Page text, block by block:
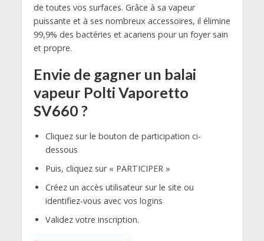
de toutes vos surfaces. Grâce à sa vapeur
puissante et à ses nombreux accessoires, il élimine
99,9% des bactéries et acariens pour un foyer sain
et propre.
Envie de gagner un balai
vapeur Polti Vaporetto
SV660 ?
Cliquez sur le bouton de participation ci-
dessous
Puis, cliquez sur « PARTICIPER »
Créez un accès utilisateur sur le site ou
identifiez-vous avec vos logins
Validez votre inscription.